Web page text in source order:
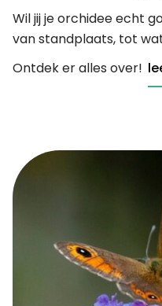
Wil jij je orchidee echt
van standplaats, tot
Ontdek er alles over!